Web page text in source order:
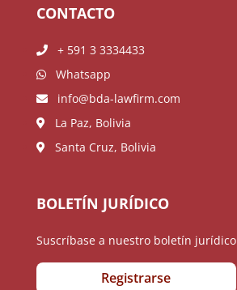
CONTACTO
+ 591 3 3334433
Whatsapp
info@bda-lawfirm.com
La Paz, Bolivia
Santa Cruz, Bolivia
BOLETÍN JURÍDICO
Suscríbase a nuestro boletín jurídico
Registrarse